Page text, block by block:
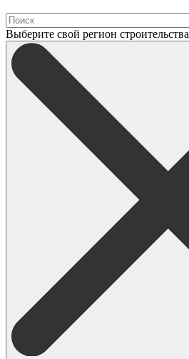
Выберите свой регион строительства